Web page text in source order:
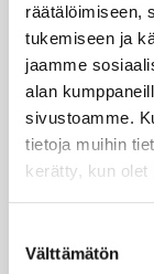
räätälöimiseen,
tukemiseen ja
jaamme
alan
sivustoamme.
tietoja muihin
kerätty, kun olet
valinta
Välttämätön
Crux-lehti
JOBI
Työnhaku
KirVESTES 2025-